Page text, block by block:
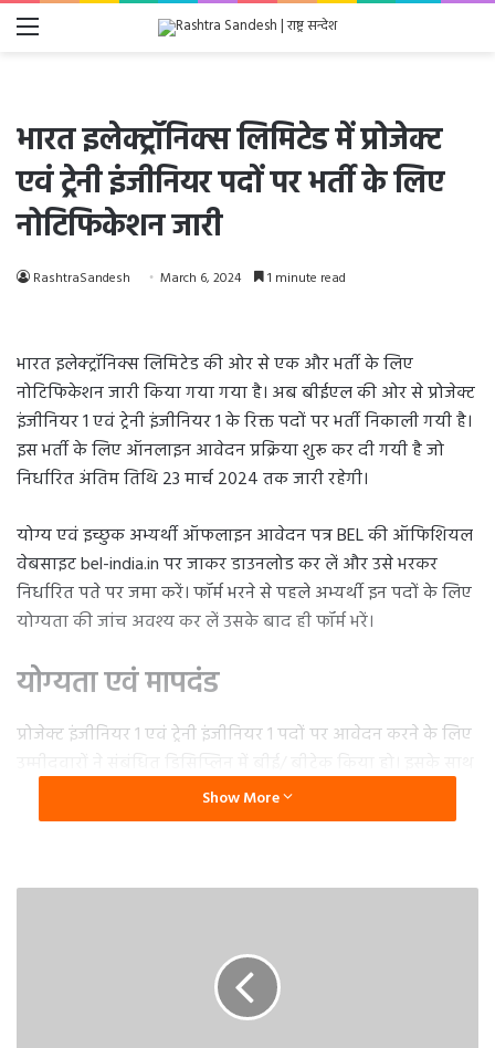
Menu
भारत इलेक्ट्रॉनिक्स लिमिटेड में प्रोजेक्ट
एवं ट्रेनी इंजीनियर पदों पर भर्ती के लिए
नोटिफिकेशन जारी
RashtraSandesh March 6, 2024 1 minute read
भारत इलेक्ट्रॉनिक्स लिमिटेड की ओर से एक और भर्ती के लिए
नोटिफिकेशन जारी किया गया गया है। अब बीईएल की ओर से प्रोजेक्ट
इंजीनियर 1 एवं ट्रेनी इंजीनियर 1 के रिक्त पदों पर भर्ती निकाली गयी है।
इस भर्ती के लिए ऑनलाइन आवेदन प्रक्रिया शुरू कर दी गयी है जो
निर्धारित अंतिम तिथि 23 मार्च 2024 तक जारी रहेगी।
योग्य एवं इच्छुक अभ्यर्थी ऑफलाइन आवेदन पत्र BEL की ऑफिशियल
वेबसाइट bel-india.in पर जाकर डाउनलोड कर लें और उसे भरकर
निर्धारित पते पर जमा करें। फॉर्म भरने से पहले अभ्यर्थी इन पदों के लिए
योग्यता की जांच अवश्य कर लें उसके बाद ही फॉर्म भरें।
योग्यता एवं मापदंड
प्रोजेक्ट इंजीनियर 1 एवं ट्रेनी इंजीनियर 1 पदों पर आवेदन करने के लिए
ही अभ्यर्थी की अधिकतम आयु प्रोजेक्ट इंजीनियर के लिए 32 वर्ष एवं
ट्रेनी इंजीनियर के लिए 28 वर्ष तय की गयी है। आरक्षित श्रेणी से आने
इस भर्ती में आवेदन करने के लिए सर्वप्रथम ऑफिशियल वेबसाइट bel-
india.in पर विजिट करें। वेबसाइट के होम पेज पर आपको करियर लिंक
Show More